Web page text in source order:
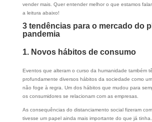
vender mais. Quer entender melhor o que estamos
a leitura abaixo!
3 tendências para o mercado do
pandemia
1. Novos hábitos de consumo
Eventos que alteram o curso da humanidade também
profundamente diversos hábitos da sociedade como
não foge à regra. Um dos hábitos que mudou para
os consumidores se relacionam com as empresas.
As consequências do distanciamento social fizeram
tivesse um papel ainda mais importante do que já